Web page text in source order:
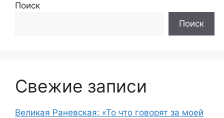
Поиск
Поиск
Свежие записи
Великая Раневская: «То что говорят за моей